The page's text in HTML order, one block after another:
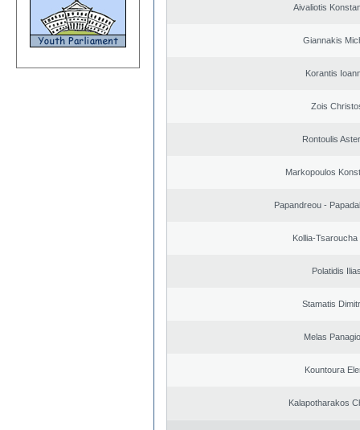
Aivaliotis
Giannakis
Korantis
Zois
Rontoulis
Markopoulos
Papandreou -
Kollia-Tsaroucha
Polatidis
Stamatis
Melas
Kountoura
Kalapotharakos